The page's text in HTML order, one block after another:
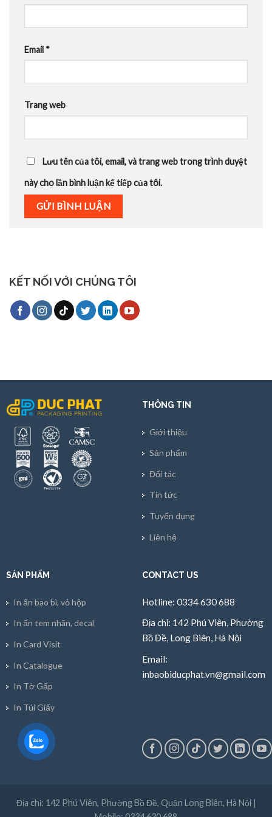
Email *
Trang web
Lưu tên của tôi, email, và trang web trong trình duyệt
này cho lần bình luận kế tiếp của tôi.
KẾT NỐI VỚI CHÚNG TÔI
THÔNG TIN
Giới thiệu
Sản phẩm
Đối tác
Tin tức
Tuyển dụng
Liên hệ
SẢN PHẨM
In ấn bao bì, vỏ hộp
In ấn tem nhãn, decal
In Card Visit
In Catalogue
In Tờ Gấp
In Túi Giấy
CONTACT US
Hotline: 0334 630 688
Địa chỉ: 142 Phú Viên, Phường
Bồ Đề, Long Biên, Hà Nội
Email:
inbaobiducphat.vn@gmail.com
Địa chỉ: 142 Phú Viên, Phường Bồ Đề, Quận Long Biên, Hà Nội |